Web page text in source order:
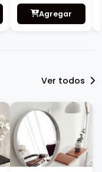
Agregar
Ver todos